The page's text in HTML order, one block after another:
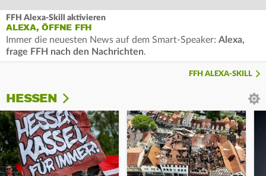
FFH Alexa-Skill aktivieren
ALEXA, ÖFFNE FFH
Immer die neuesten News auf dem Smart-Speaker: Alexa,
frage FFH nach den Nachrichten.
FFH ALEXA-SKILL
HESSEN